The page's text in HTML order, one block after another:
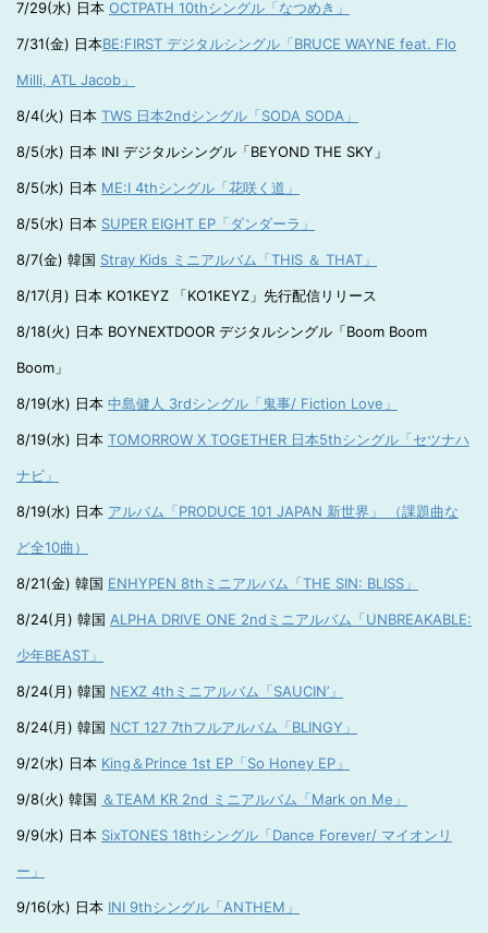
7/29(水) 日本 OCTPATH 10thシングル「なつめき」
7/31(金) 日本BE:FIRST デジタルシングル「BRUCE WAYNE feat. Flo
Milli, ATL Jacob」
8/4(火) 日本 TWS 日本2ndシングル「SODA SODA」
8/5(水) 日本 INI デジタルシングル「BEYOND THE SKY」
8/5(水) 日本 ME:I 4thシングル「花咲く道」
8/5(水) 日本 SUPER EIGHT EP「ダンダーラ」
8/7(金) 韓国 Stray Kids ミニアルバム「THIS ＆ THAT」
8/17(月) 日本 KO1KEYZ 「KO1KEYZ」先行配信リリース
8/18(火) 日本 BOYNEXTDOOR デジタルシングル「Boom Boom
Boom」
8/19(水) 日本 中島健人 3rdシングル「鬼事/ Fiction Love」
8/19(水) 日本 TOMORROW X TOGETHER 日本5thシングル「セツナハ
ナビ」
8/19(水) 日本 アルバム「PRODUCE 101 JAPAN 新世界」 （課題曲な
ど全10曲）
8/21(金) 韓国 ENHYPEN 8thミニアルバム「THE SIN: BLISS」
8/24(月) 韓国 ALPHA DRIVE ONE 2ndミニアルバム「UNBREAKABLE:
少年BEAST」
8/24(月) 韓国 NEXZ 4thミニアルバム「SAUCIN’」
8/24(月) 韓国 NCT 127 7thフルアルバム「BLINGY」
9/2(水) 日本 King＆Prince 1st EP「So Honey EP」
9/8(火) 韓国 ＆TEAM KR 2nd ミニアルバム「Mark on Me」
9/9(水) 日本 SixTONES 18thシングル「Dance Forever/ マイオンリ
ー」
9/16(水) 日本 INI 9thシングル「ANTHEM」